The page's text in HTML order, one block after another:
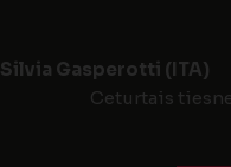
Silvia Gasperotti (ITA)
Ceturtais